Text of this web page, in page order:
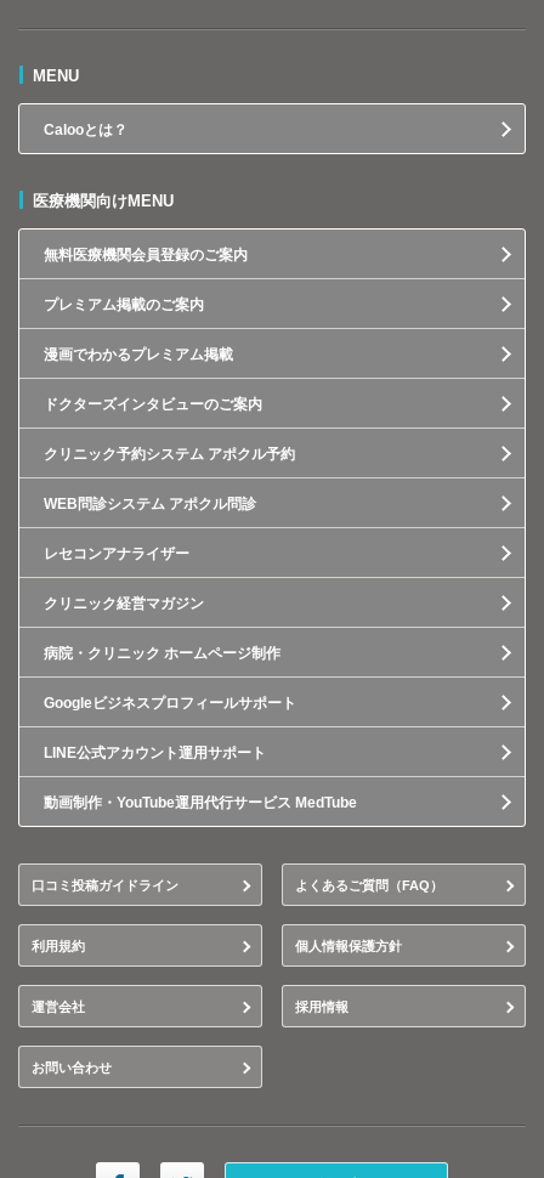
MENU
Calooとは？
医療機関向けMENU
無料医療機関会員登録のご案内
プレミアム掲載のご案内
漫画でわかるプレミアム掲載
ドクターズインタビューのご案内
クリニック予約システム アポクル予約
WEB問診システム アポクル問診
レセコンアナライザー
クリニック経営マガジン
病院・クリニック ホームページ制作
Googleビジネスプロフィールサポート
LINE公式アカウント運用サポート
動画制作・YouTube運用代行サービス MedTube
口コミ投稿ガイドライン よくあるご質問（FAQ）
利用規約 個人情報保護方針
運営会社 採用情報
お問い合わせ